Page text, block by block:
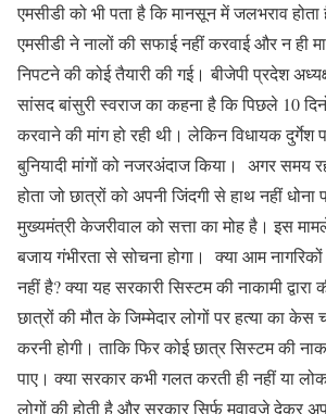
एमसीडी को भी पता है कि मानसून में जलभराव
एमसीडी ने नालों की सफाई नहीं करवाई और न ही
निपटने की कोई तैयारी की गई। बीजेपी प्रदेश
सांसद बांसुरी स्वराज का कहना है कि पिछले 10
करवाने की मांग हो रही थी। लेकिन विधायक दुर्गेश
बुनियादी मांगों को नजरअंदाज किया। अगर समय
होता जो छात्रों को अपनी जिंदगी से हाथ नहीं
मुख्यमंत्री केजरीवाल को सत्ता का मोह है। इस
बजाय गंभीरता से सोचना होगा। क्या आम
नहीं है? क्या यह सरकारी सिस्टम की नाकामी द्वारा
छात्रों की मौत के जिम्मेदार लोगों पर हत्या का केस
करनी होगी। ताकि फिर कोई छात्र सिस्टम की
पाए। क्या सरकार कभी गलत करती ही नहीं या
लोगों की होती है और सरकार सिर्फ मुवावजे देकर